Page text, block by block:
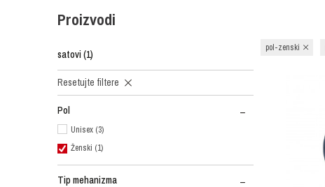
Proizvodi
satovi (1)
Resetujte filtere
Pol
Unisex (3)
Ženski (1)
Tip mehanizma
pol-zenski